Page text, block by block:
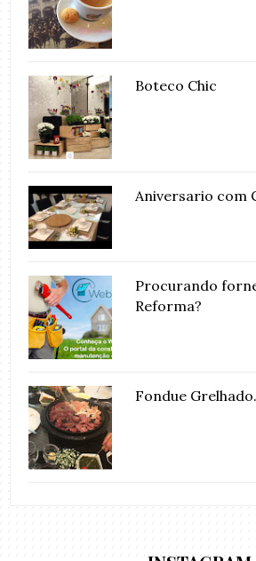
Boteco Chic
Aniversario com
Procurando
Reforma?
Fondue Grelhado.